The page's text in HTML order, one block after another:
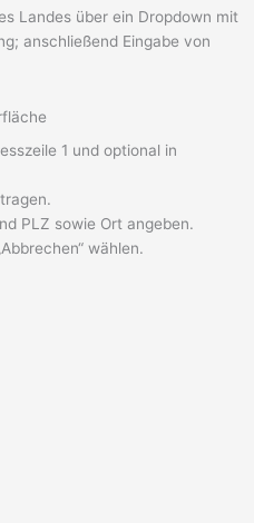
Landes über ein Dropdown mit
anschließend Eingabe von
1 und optional in
PLZ sowie Ort angeben.
wählen.